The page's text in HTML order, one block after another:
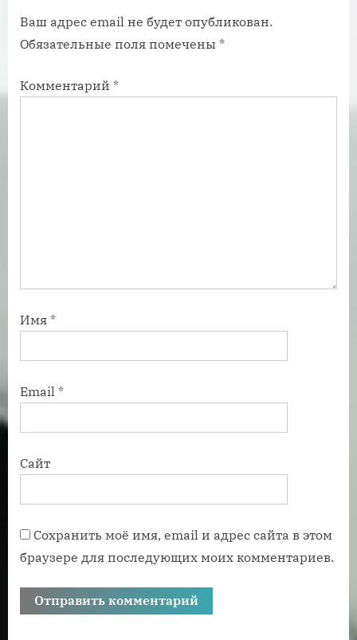
с
ь
и
с
:
Ваш адрес email не будет опубликован.
Обязательные поля помечены *
Комментарий *
Имя *
Email *
Сайт
Сохранить моё имя, email и адрес сайта в этом
браузере для последующих моих комментариев.